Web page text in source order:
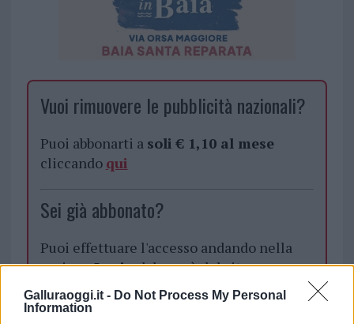
Galluraoggi.it - Do Not Process My Personal
Information
Vuoi rimuovere le pubblicità nazionali?
Puoi abbonarti a soli € 1,10 al mese
cliccando qui
Sei già abbonato?
Puoi effettuare l'accesso andando nella
sezioneLogindal menù del sito o
cliccando
qui